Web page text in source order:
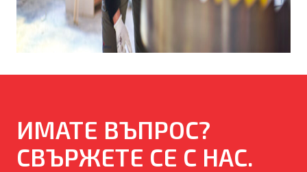
ИМАТЕ ВЪПРОС?
СВЪРЖЕТЕ СЕ С НАС.